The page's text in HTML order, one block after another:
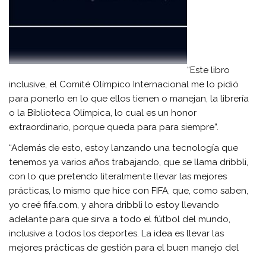
“Este libro
inclusive, el Comité Olímpico Internacional me lo pidió
para ponerlo en lo que ellos tienen o manejan, la librería
o la Biblioteca Olímpica, lo cual es un honor
extraordinario, porque queda para para siempre”.
“Además de esto, estoy lanzando una tecnología que
tenemos ya varios años trabajando, que se llama dribbli,
con lo que pretendo literalmente llevar las mejores
prácticas, lo mismo que hice con FIFA, que, como saben,
yo creé fifa.com, y ahora dribbli lo estoy llevando
adelante para que sirva a todo el fútbol del mundo,
inclusive a todos los deportes. La idea es llevar las
mejores prácticas de gestión para el buen manejo del